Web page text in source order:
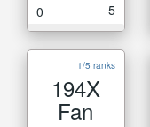
0 5
1/5 ranks
194X
Fan